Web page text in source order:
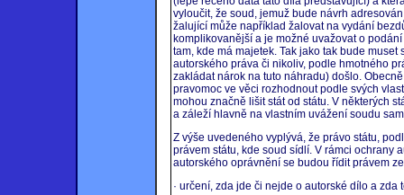
vyloučit, že soud, jemuž bude návrh
žalující může například žalovat na vydání
komplikovanější a je možné uvažovat o
tam, kde má majetek. Tak jako tak bude
autorského práva či nikoliv, podle hmotného
zakládat nárok na tuto náhradu) došlo.
pravomoc ve věci rozhodnout podle svých
mohou značně lišit stát od státu. V některých
a záleží hlavně na vlastním uvážení soudu
Z výše uvedeného vyplývá, že právo státu,
právem státu, kde soud sídlí. V rámci ochrany
autorského oprávnění se budou řídit právem
· určení, zda jde či nejde o autorské dílo a